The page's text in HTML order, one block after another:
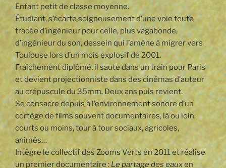
Enfant petit de classe moyenne.
Étudiant, s’écarte soigneusement d’une voie toute
tracée d’ingénieur pour celle, plus vagabonde,
d’ingénieur du son, dessein qui l’amène à migrer vers
Toulouse lors d’un mois explosif de 2001.
Fraîchement diplômé, il saute dans un train pour Paris
et devient projectionniste dans des cinémas d’auteur
au crépuscule du 35mm. Deux ans puis revient.
Se consacre depuis à l’environnement sonore d’un
cortège de films souvent documentaires, là ou loin,
courts ou moins, tour à tour sociaux, agricoles,
animés…
Intègre le collectif des Zooms Verts en 2011 et réalise
un premier documentaire : Le partage des eauxen